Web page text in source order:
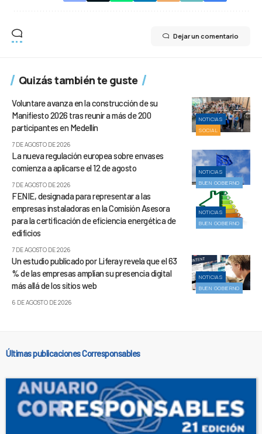
Dejar un comentario
Quizás también te guste
NOTICIAS
SOCIAL
Voluntare avanza en la construcción de su
Manifiesto 2026 tras reunir a más de 200
participantes en Medellín
7 DE AGOSTO DE 2026
NOTICIAS
BUEN GOBIERNO
La nueva regulación europea sobre envases
comienza a aplicarse el 12 de agosto
7 DE AGOSTO DE 2026
NOTICIAS
BUEN GOBIERNO
FENIE, designada para representar a las
empresas instaladoras en la Comisión Asesora
para la certificación de eficiencia energética de
edificios
7 DE AGOSTO DE 2026
NOTICIAS
BUEN GOBIERNO
Un estudio publicado por Liferay revela que el 63
% de las empresas amplían su presencia digital
más allá de los sitios web
6 DE AGOSTO DE 2026
Últimas publicaciones Corresponsables